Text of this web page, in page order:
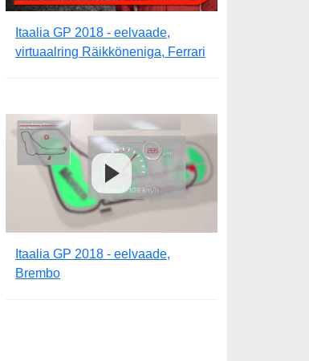
Itaalia GP 2018 - eelvaade,
virtuaalring Räikköneniga, Ferrari
Itaalia GP 2018 - eelvaade,
Brembo